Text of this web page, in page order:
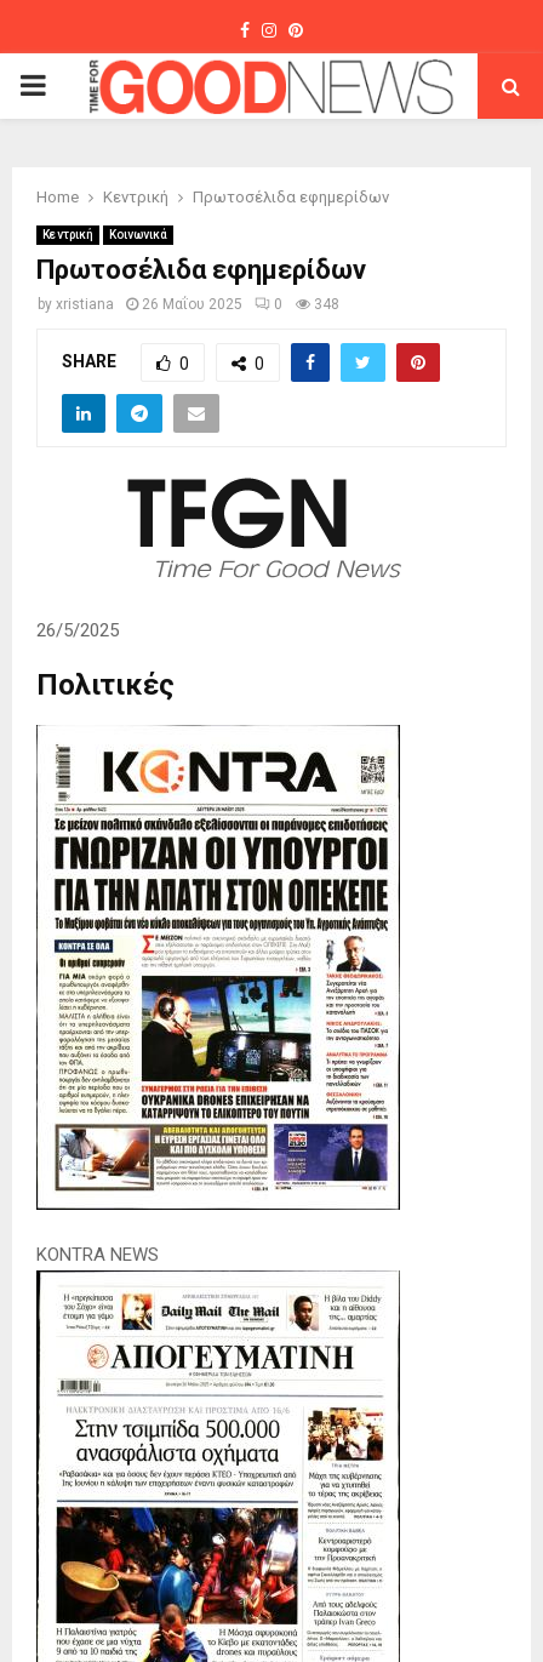
Facebook
Instagram
Pinterest
PRIMARY
Home Κεντρική Πρωτοσέλιδα εφημερίδων
Κεντρική Κοινωνικά
Πρωτοσέλιδα εφημερίδων
by xristiana 26 Μαΐου 2025 0 348
SHARE 0 0
26/5/2025
Πολιτικές
KONTRA NEWS